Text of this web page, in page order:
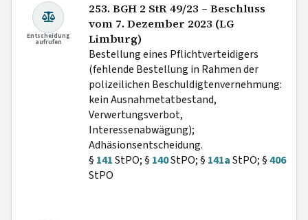
Entscheidung
aufrufen
253. BGH 2 StR 49/23 – Beschluss
vom 7. Dezember 2023 (LG
Limburg)
Bestellung eines Pflichtverteidigers
(fehlende Bestellung in Rahmen der
polizeilichen Beschuldigtenvernehmung:
kein Ausnahmetatbestand,
Verwertungsverbot,
Interessenabwägung);
Adhäsionsentscheidung.
§ 141StPO; § 140StPO; § 141aStPO; §406
StPO